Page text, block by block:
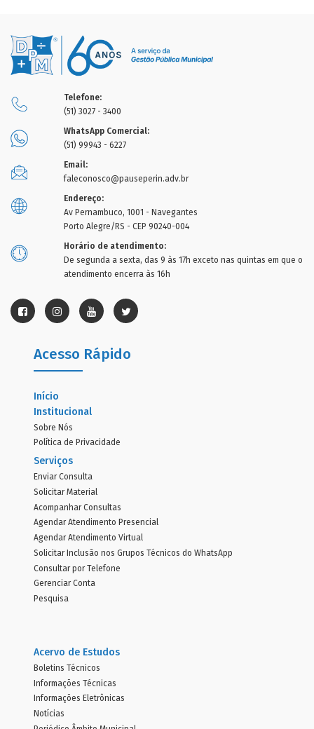
Telefone:
(51) 3027 - 3400
WhatsApp Comercial:
(51) 99943 - 6227
Email:
faleconosco@pauseperin.adv.br
Endereço:
Av Pernambuco, 1001 - Navegantes
Porto Alegre/RS - CEP 90240-004
Horário de atendimento:
De segunda a sexta, das 9 às 17h exceto nas quintas em que o
atendimento encerra às 16h
Acesso Rápido
Início
Institucional
Sobre Nós
Política de Privacidade
Serviços
Enviar Consulta
Solicitar Material
Acompanhar Consultas
Agendar Atendimento Presencial
Agendar Atendimento Virtual
Solicitar Inclusão nos Grupos Técnicos do WhatsApp
Consultar por Telefone
Gerenciar Conta
Pesquisa
Acervo de Estudos
Boletins Técnicos
Informações Técnicas
Informações Eletrônicas
Notícias